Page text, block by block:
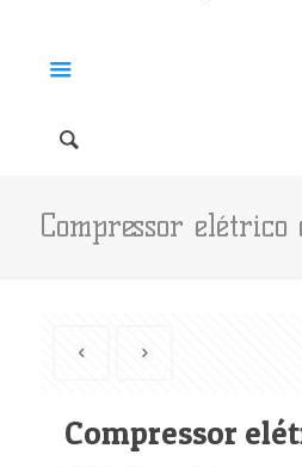
Compressor elétrico
Compressor